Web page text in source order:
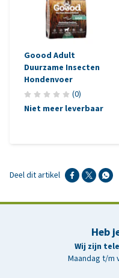
Goood Adult
Duurzame Insecten
Hondenvoer
(0)
Niet meer leverbaar
Deel dit artikel
Heb
Wij zijn
Maandag t/m